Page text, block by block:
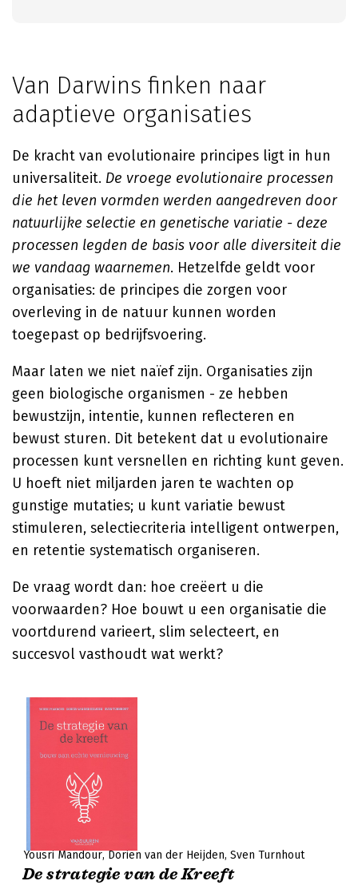
Van Darwins finken naar
adaptieve organisaties
De kracht van evolutionaire principes ligt in hun
universaliteit. De vroege evolutionaire processen
die het leven vormden werden aangedreven door
natuurlijke selectie en genetische variatie - deze
processen legden de basis voor alle diversiteit die
we vandaag waarnemen. Hetzelfde geldt voor
organisaties: de principes die zorgen voor
overleving in de natuur kunnen worden
toegepast op bedrijfsvoering.
Maar laten we niet naïef zijn. Organisaties zijn
geen biologische organismen - ze hebben
bewustzijn, intentie, kunnen reflecteren en
bewust sturen. Dit betekent dat u evolutionaire
processen kunt versnellen en richting kunt geven.
U hoeft niet miljarden jaren te wachten op
gunstige mutaties; u kunt variatie bewust
stimuleren, selectiecriteria intelligent ontwerpen,
en retentie systematisch organiseren.
De vraag wordt dan: hoe creëert u die
voorwaarden? Hoe bouwt u een organisatie die
voortdurend varieert, slim selecteert, en
succesvol vasthoudt wat werkt?
Yousri Mandour Dorien van der Heijden Sven Turnhout
De strategie van de Kreeft